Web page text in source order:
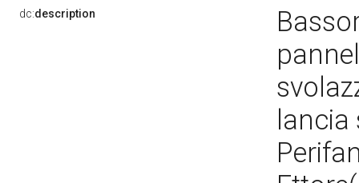
dc:description